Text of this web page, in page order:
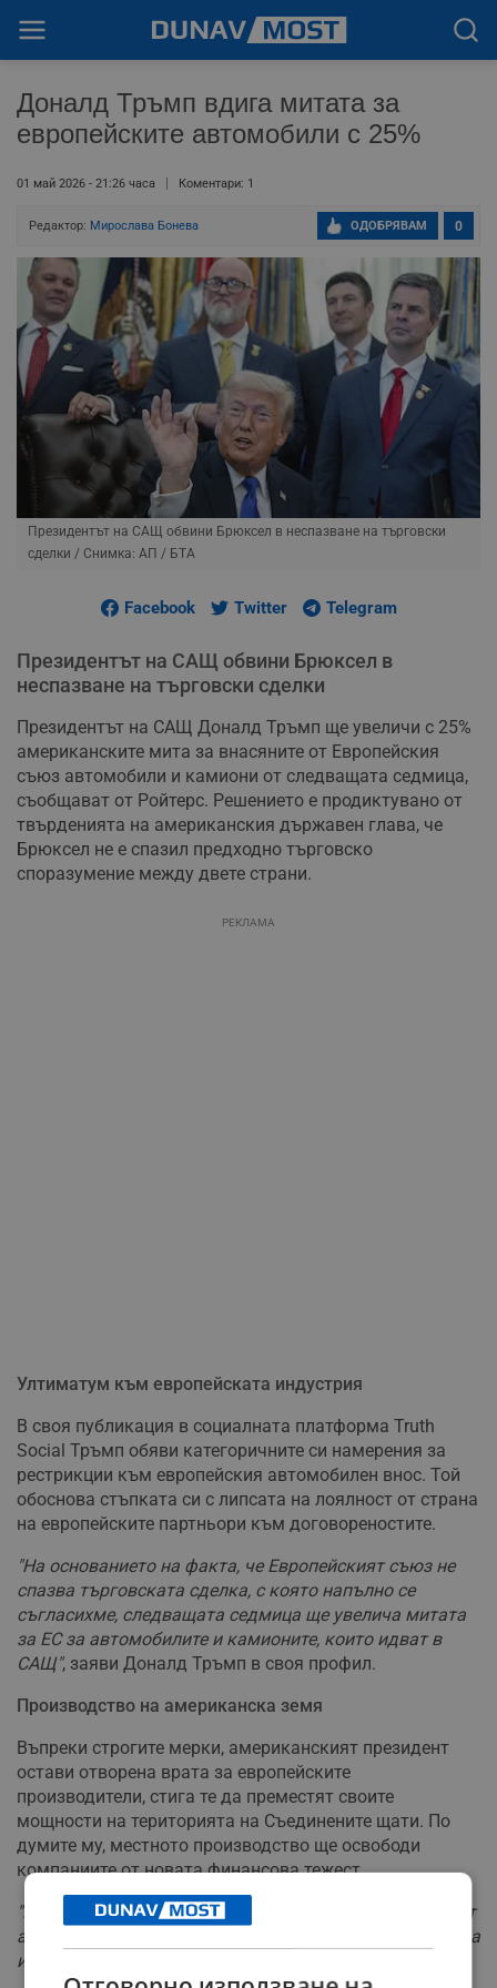
Доналд Тръмп вдига митата за
европейските автомобили с 25%
01 май 2026 - 21:26 часа Коментари: 1
Редактор: Мирослава Бонева 0
ОДОБРЯВАМ
Президентът на САЩ обвини Брюксел в неспазване на търговски
сделки / Снимка: АП / БТА
Facebook Twitter Telegram
Президентът на САЩ обвини Брюксел в
неспазване на търговски сделки
Президентът на САЩ Доналд Тръмп ще увеличи с 25%
американските мита за внасяните от Европейския
съюз автомобили и камиони от следващата седмица,
съобщават от Ройтерс. Решението е продиктувано от
твърденията на американския държавен глава, че
Брюксел не е спазил предходно търговско
споразумение между двете страни.
РЕКЛАМА
Ултиматум към европейската индустрия
В своя публикация в социалната платформа Truth
Social Тръмп обяви категоричните си намерения за
рестрикции към европейския автомобилен внос. Той
обоснова стъпката си с липсата на лоялност от страна
на европейските партньори към договореностите.
"На основанието на факта, че Европейският съюз не
спазва търговската сделка, с която напълно се
съгласихме, следващата седмица ще увелича митата
за ЕС за автомобилите и камионите, които идват в
САЩ", заяви Доналд Тръмп в своя профил.
Производство на американска земя
Въпреки строгите мерки, американският президент
остави отворена врата за европейските
производители, стига те да преместят своите
мощности на територията на Съединените щати. По
думите му, местното производство ще освободи
компаниите от новата финансова тежест.
"Напълно разбираемо и договорено е, че ако те правят
автомобили и камиони в американски заводи, няма да
има мита"